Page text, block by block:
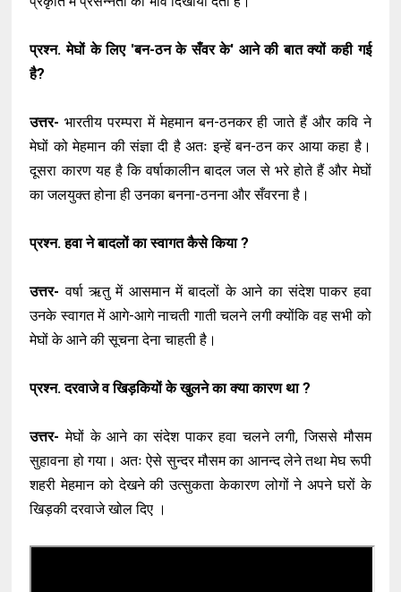
प्रश्न. मेघों के लिए 'बन-ठन के सँवर के' आने की बात क्यों कही गई
है?
उत्तर-भारतीय परम्परा में मेहमान बन-ठनकर ही जाते हैं और कवि ने
मेघों को मेहमान की संज्ञा दी है अतः इन्हें बन-ठन कर आया कहा है।
दूसरा कारण यह है कि वर्षाकालीन बादल जल से भरे होते हैं और मेघों
का जलयुक्त होना ही उनका बनना-ठनना और सँवरना है।
प्रश्न. हवा ने बादलों का स्वागत कैसे किया ?
उत्तर- वर्षा ऋतु में आसमान में बादलों के आने का संदेश पाकर हवा
उनके स्वागत में आगे-आगे नाचती गाती चलने लगी क्योंकि वह सभी को
मेघों के आने की सूचना देना चाहती है।
प्रश्न. दरवाजे व खिड़कियों के खुलने का क्या कारण था ?
उत्तर- मेघों के आने का संदेश पाकर हवा चलने लगी, जिससे मौसम
सुहावना हो गया। अतः ऐसे सुन्दर मौसम का आनन्द लेने तथा मेघ रूपी
शहरी मेहमान को देखने की उत्सुकता केकारण लोगों ने अपने घरों के
खिड़की दरवाजे खोल दिए ।